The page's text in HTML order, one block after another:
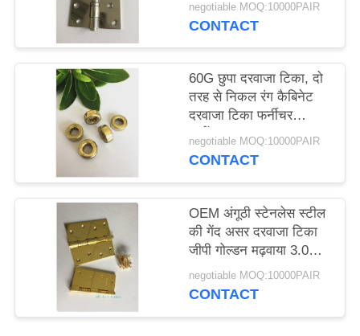
negotiable MOQ:10000PAIR
CONTACT
60G छुपा दरवाजा टिका, दो
तरह से निकल रंग कैबिनेट
दरवाजा टिका फर्नीचर
हार्डवेयर
negotiable MOQ:10000PAIR
CONTACT
OEM अंगूठी स्टेनलेस स्टील
की गेंद असर दरवाजा टिका
जीपी गोल्डन मढ़वाया 3.0
negotiable MOQ:10000PAIR
CONTACT